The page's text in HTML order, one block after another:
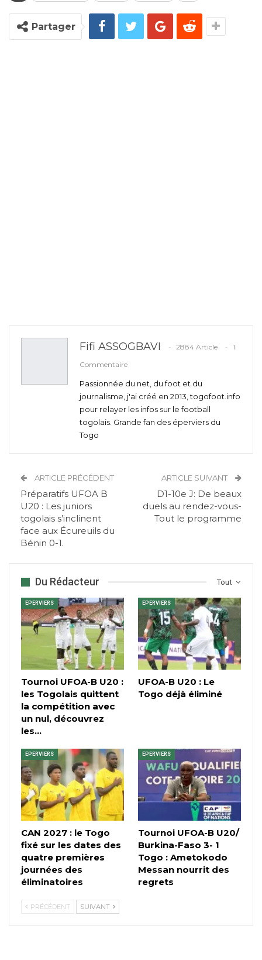
Partager
Fifi ASSOGBAVI 2884 Article
1
Commentaire
Passionnée du net, du foot et du
journalisme, j'ai créé en 2013, togofoot.info
pour relayer les infos sur le football
togolais. Grande fan des éperviers du
Togo
ARTICLE PRÉCÉDENT
Préparatifs UFOA B
U20 : Les juniors
togolais s’inclinent
face aux Écureuils du
Bénin 0-1.
ARTICLE SUIVANT
D1-10e J: De beaux
duels au rendez-vous-
Tout le programme
Tout
Du Rédacteur
EPERVIERS
Tournoi UFOA-B U20 :
les Togolais quittent
la compétition avec
un nul, découvrez
les…
EPERVIERS
UFOA-B U20 : Le
Togo déjà éliminé
EPERVIERS
CAN 2027 : le Togo
fixé sur les dates des
quatre premières
journées des
éliminatoires
EPERVIERS
Tournoi UFOA-B U20/
Burkina-Faso 3- 1
Togo : Ametokodo
Messan nourrit des
regrets
PRÉCÉDENT SUIVANT